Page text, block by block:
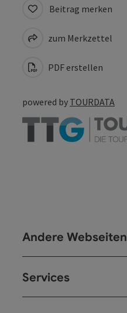
Beitrag merken
zum Merkzettel
PDF erstellen
powered by TOURDATA
Andere Webseiten
Services